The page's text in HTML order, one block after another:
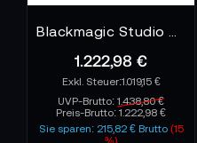
1.222,98 €
1.019,15 €
UVP-Brutto:1.438,80 €
Preis-Brutto:1.222,98 €
Sie sparen: 215,82 € Brutto (15